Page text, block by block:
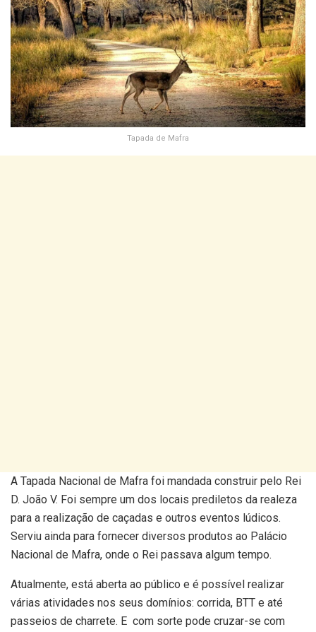
Tapada de Mafra
A Tapada Nacional de Mafra foi mandada construir pelo Rei
D. João V. Foi sempre um dos locais prediletos da realeza
para a realização de caçadas e outros eventos lúdicos.
Serviu ainda para fornecer diversos produtos ao Palácio
Nacional de Mafra, onde o Rei passava algum tempo.
Atualmente, está aberta ao público e é possível realizar
várias atividades nos seus domínios: corrida, BTT e até
passeios de charrete. E com sorte pode cruzar-se com